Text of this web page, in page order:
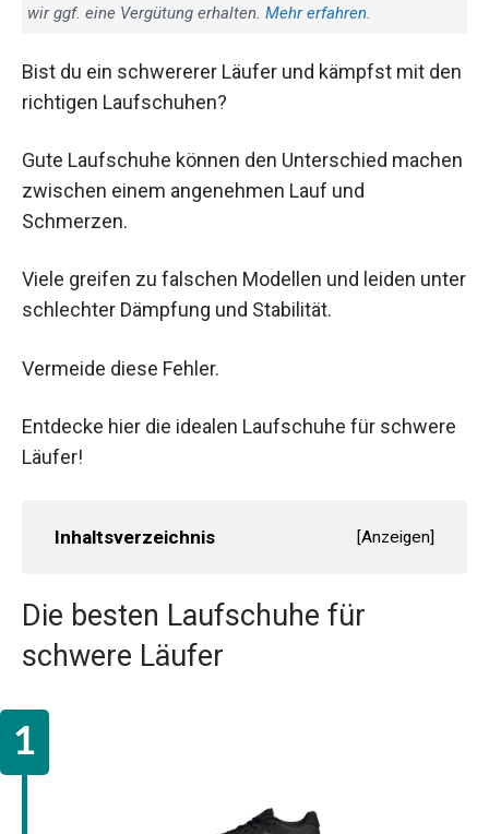
wir ggf. eine Vergütung erhalten. Mehr erfahren.
Bist du ein schwererer Läufer und kämpfst mit den
richtigen Laufschuhen?
Gute Laufschuhe können den Unterschied machen
zwischen einem angenehmen Lauf und
Schmerzen.
Viele greifen zu falschen Modellen und leiden unter
schlechter Dämpfung und Stabilität.
Vermeide diese Fehler.
Entdecke hier die idealen Laufschuhe für schwere
Läufer!
Inhaltsverzeichnis [Anzeigen]
Die besten Laufschuhe für
schwere Läufer